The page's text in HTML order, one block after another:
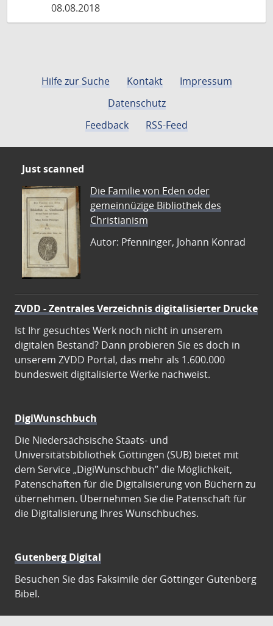
08.08.2018
Hilfe zur Suche Kontakt
Impressum
Datenschutz
Feedback
RSS-Feed
Just scanned
Die Familie von Eden oder
gemeinnüzige Bibliothek des
Christianism
Autor: Pfenninger, Johann Konrad
ZVDD - Zentrales Verzeichnis digitalisierter Drucke
Ist Ihr gesuchtes Werk noch nicht in unserem
digitalen Bestand? Dann probieren Sie es doch in
unserem ZVDD Portal, das mehr als 1.600.000
bundesweit digitalisierte Werke nachweist.
DigiWunschbuch
Die Niedersächsische Staats- und
Universitätsbibliothek Göttingen (SUB) bietet mit
dem Service „DigiWunschbuch” die Möglichkeit,
Patenschaften für die Digitalisierung von Büchern zu
übernehmen. Übernehmen Sie die Patenschaft für
die Digitalisierung Ihres Wunschbuches.
Gutenberg Digital
Besuchen Sie das Faksimile der Göttinger Gutenberg
Bibel.